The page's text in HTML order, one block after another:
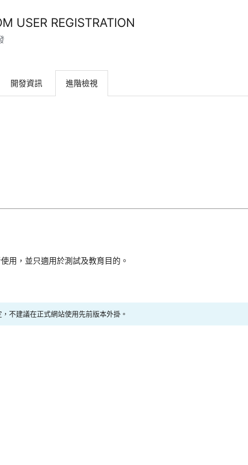
USER REGISTRATION
開發資訊 進階檢視
用，並只適用於測試及教育目的。
不建議在正式網站使用先前版本外掛。